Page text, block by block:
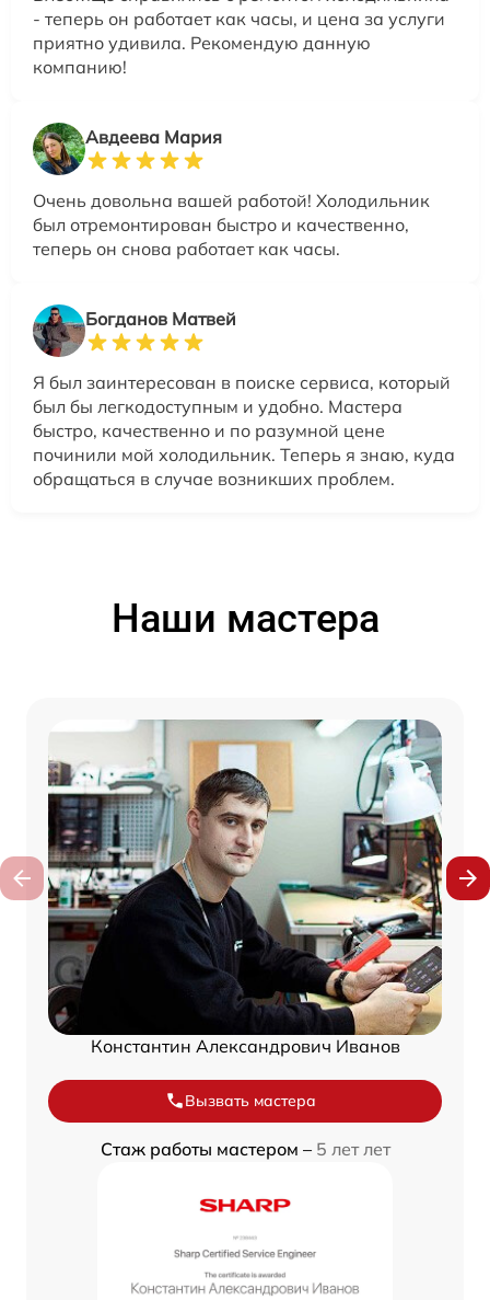
- теперь он работает как часы, и цена за услуги
приятно удивила. Рекомендую данную
компанию!
Авдеева Мария
Очень довольна вашей работой! Холодильник
был отремонтирован быстро и качественно,
теперь он снова работает как часы.
Богданов Матвей
Я был заинтересован в поиске сервиса, который
был бы легкодоступным и удобно. Мастера
быстро, качественно и по разумной цене
починили мой холодильник. Теперь я знаю, куда
обращаться в случае возникших проблем.
Наши мастера
Константин Александрович Иванов
Вызвать мастера
Стаж работы мастером – 5 лет лет